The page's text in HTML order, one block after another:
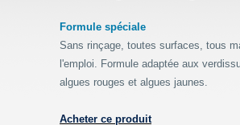
Formule spéciale
Sans rinçage, toutes surfaces, tous
l'emploi. Formule adaptée aux
algues rouges et algues jaunes.
Acheter ce produit